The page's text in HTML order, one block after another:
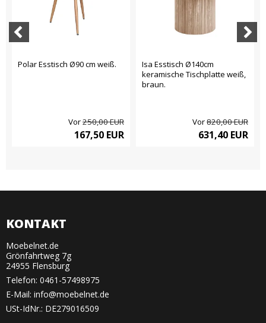
Polar Esstisch Ø90 cm weiß.
Vor250,00 EUR
167,50 EUR
Isa Esstisch Ø140cm
keramische Tischplatte weiß,
braun.
Vor820,00 EUR
631,40 EUR
KONTAKT
Moebelnet.de
Grönfahrtweg 7g
24955 Flensburg
Telefon: 0461-57498975
E-Mail: info@moebelnet.de
USt-IdNr.: DE279016509